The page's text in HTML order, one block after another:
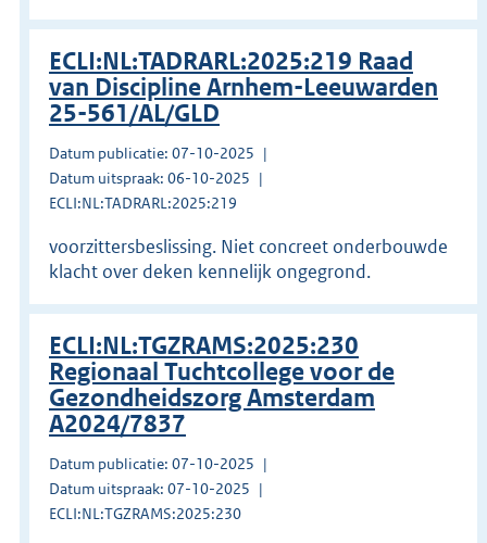
ECLI:NL:TADRARL:2025:219 Raad
van Discipline Arnhem-Leeuwarden
25-561/AL/GLD
Datum publicatie: 07-10-2025
Datum uitspraak: 06-10-2025
ECLI:NL:TADRARL:2025:219
voorzittersbeslissing. Niet concreet onderbouwde
klacht over deken kennelijk ongegrond.
ECLI:NL:TGZRAMS:2025:230
Regionaal Tuchtcollege voor de
Gezondheidszorg Amsterdam
A2024/7837
Datum publicatie: 07-10-2025
Datum uitspraak: 07-10-2025
ECLI:NL:TGZRAMS:2025:230